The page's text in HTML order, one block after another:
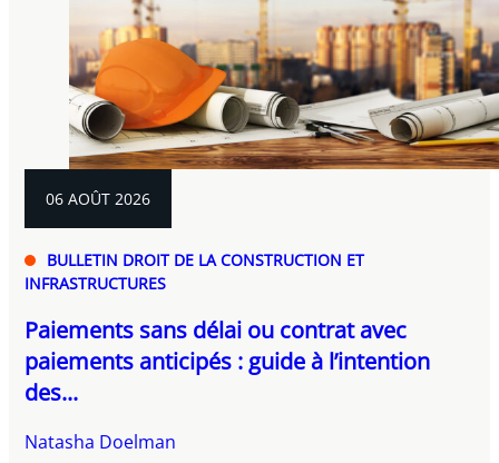
06 AOÛT 2026
BULLETIN DROIT DE LA CONSTRUCTION ET
INFRASTRUCTURES
Paiements sans délai ou contrat avec
paiements anticipés : guide à l’intention
des...
Natasha Doelman